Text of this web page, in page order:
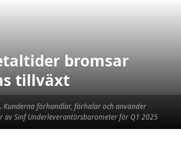
Kunderna förhandlar, förhalar och använder
Sinf Underleverantörsbarometer för Q1 2025
bromsar
tillväxt